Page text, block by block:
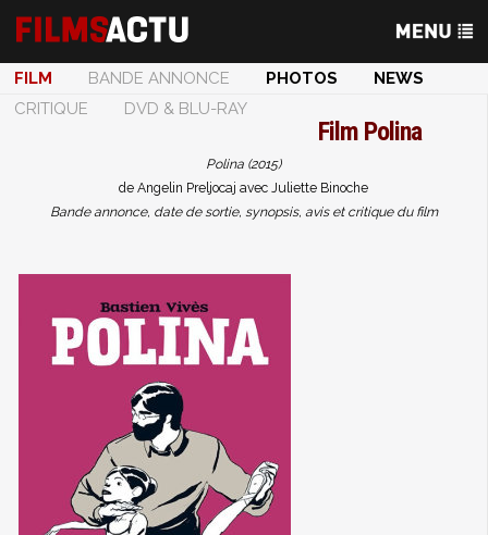
FILM BANDE ANNONCE PHOTOS
NEWS
CRITIQUE
DVD & BLU-RAY
Film Polina
Polina (2015)
de Angelin Preljocaj avec Juliette Binoche
Bande annonce, date de sortie, synopsis, avis et critique du film